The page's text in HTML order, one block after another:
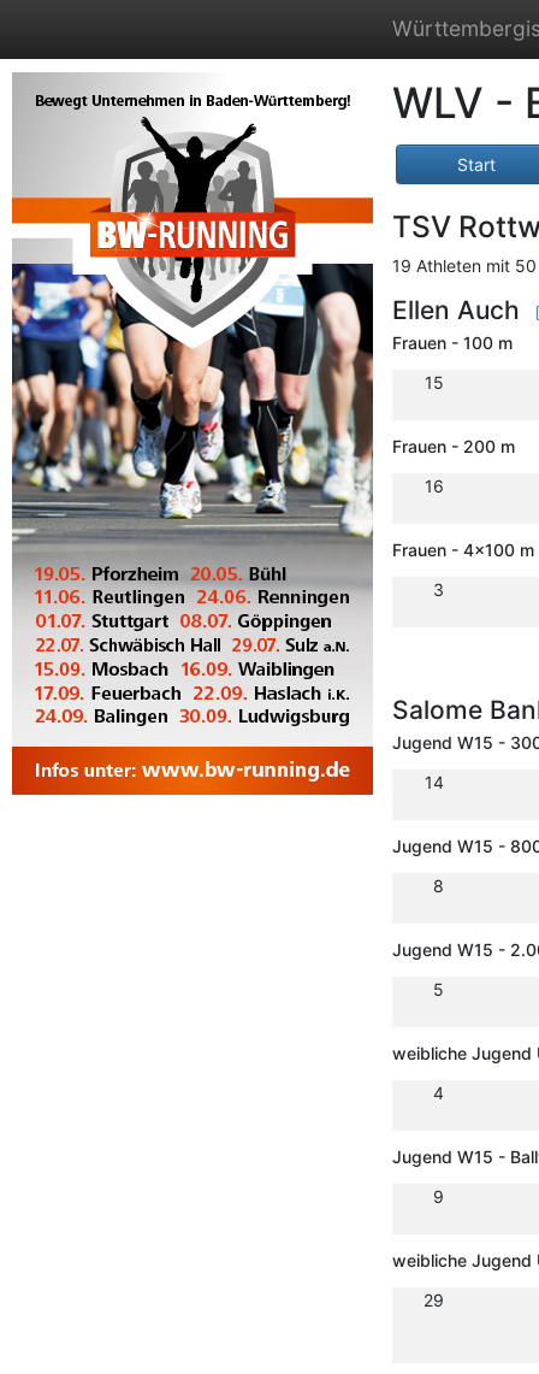
WLV -
Start
TSV
19 Athleten mit
Ellen Auch
Frauen - 100 m
15
Frauen - 200 m
16
Frauen - 4x100
3
Salome
Jugend W15 -
14
Jugend W15 -
8
Jugend W15 -
5
weibliche Jugend
4
Jugend W15 -
9
weibliche Jugend
29